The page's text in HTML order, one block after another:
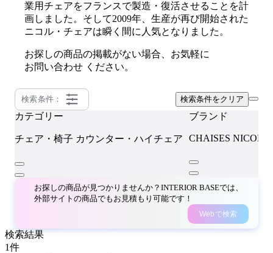
業用チェアをフランスで製造・復活させることを計
画しました。そして2009年、生産が再び開始された
ニコル・チェアは瞬く間に人気となりました。
お探しの商品の掲載がない場合、お気軽に
お問い合わせ ください。
検索条件： 検索条件をクリア
カテゴリー
チェア・椅子 カウンター・ハイチェア
ブランド
CHAISES
お探しの商品が見つかりませんか？INTERIOR BASEでは、
外部サイトの商品でもお見積もり可能です！
Webで検索
検索結果
1件